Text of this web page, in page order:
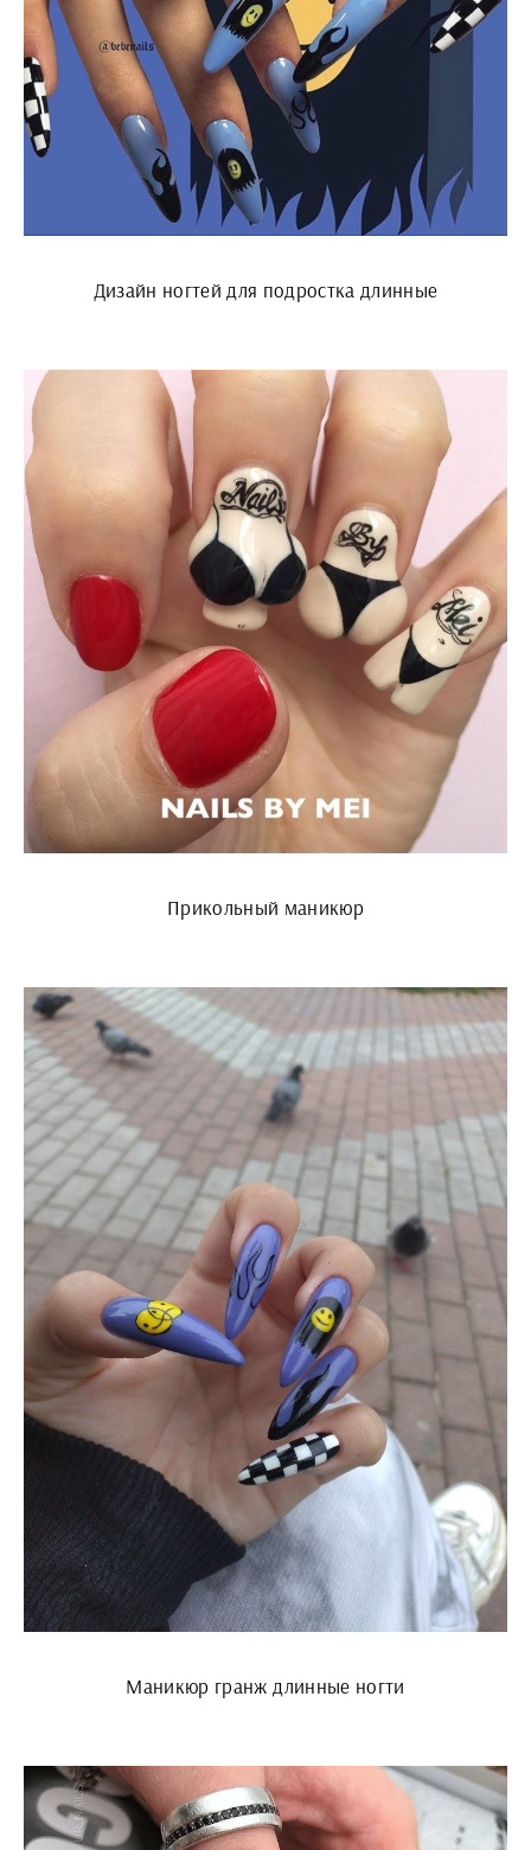
Дизайн ногтей для подростка длинные
Прикольный маникюр
Маникюр гранж длинные ногти